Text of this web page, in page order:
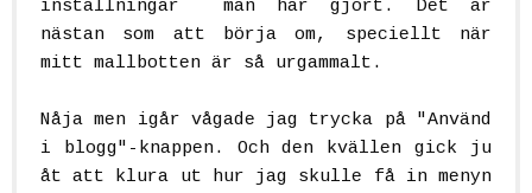
inställningar man har gjort. Det är
nästan som att börja om, speciellt när
mitt mallbotten är så urgammalt.
Nåja men igår vågade jag trycka på "Använd
i blogg"-knappen. Och den kvällen gick ju
åt att klura ut hur jag skulle få in menyn